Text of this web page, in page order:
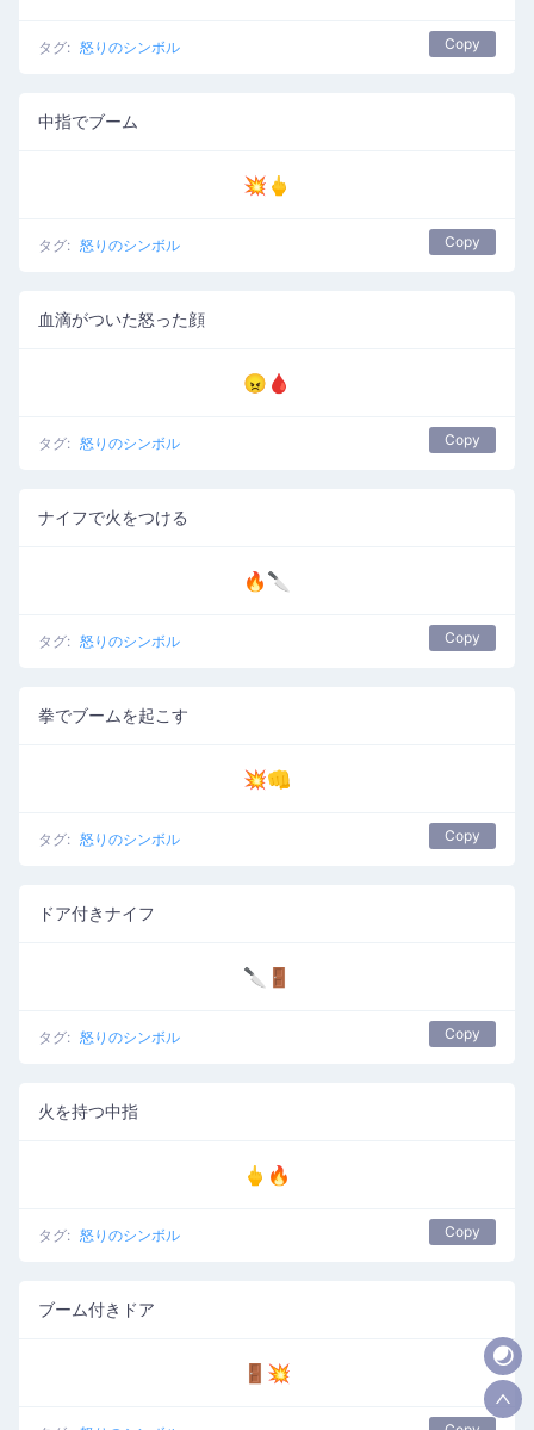
タグ: 怒りのシンボル Copy
中指でブーム
💥🖕
タグ: 怒りのシンボル Copy
血滴がついた怒った顔
😠🩸
タグ: 怒りのシンボル Copy
ナイフで火をつける
🔥🔪
タグ: 怒りのシンボル Copy
拳でブームを起こす
💥👊
タグ: 怒りのシンボル Copy
ドア付きナイフ
🔪🚪
タグ: 怒りのシンボル Copy
火を持つ中指
🖕🔥
タグ: 怒りのシンボル Copy
ブーム付きドア
🚪💥